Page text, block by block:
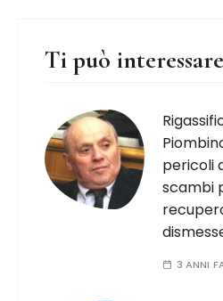
Ti può interessare
pericoli
scambi
3 ANNI